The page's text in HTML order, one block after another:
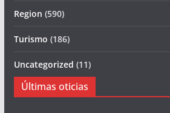
Region (590)
Turismo (186)
Uncategorized (11)
Últimas oticias